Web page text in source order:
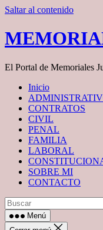
Saltar al contenido
El Portal de Memoriales
Inicio
CONTRATOS
CIVIL
PENAL
FAMILIA
LABORAL
SOBRE MI
CONTACTO
Menú